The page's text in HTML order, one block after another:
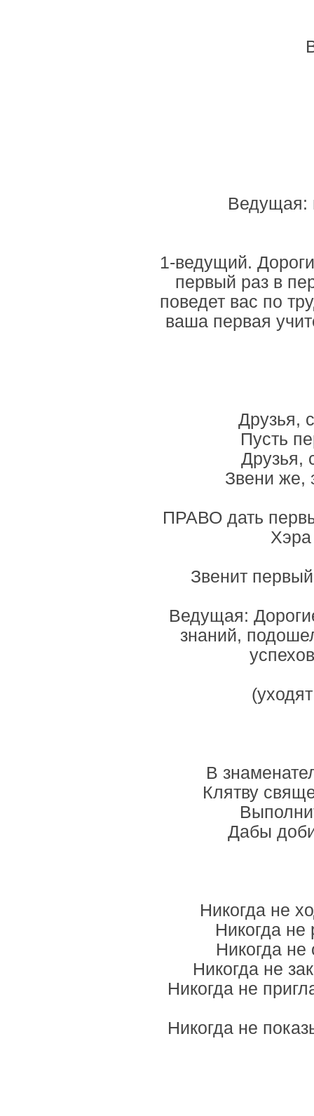
Ведущая:
1-ведущий.
первый раз в
поведет вас по
ваша первая
Друзья,
Пусть
Друзья,
Звени же,
ПРАВО дать
Звенит
Ведущая:
знаний,
В
Клятву
Дабы
Никогда не
Никогда не
Никогда не
Никогда не
Никогда не
Никогда не